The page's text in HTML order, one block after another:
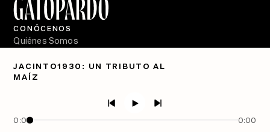
JACINTO1930: UN TRIBUTO AL
MAÍZ
0:00 0:00
CONÓCENOS
Quiénes Somos
PÓDCASTS
Crecer en Distopía